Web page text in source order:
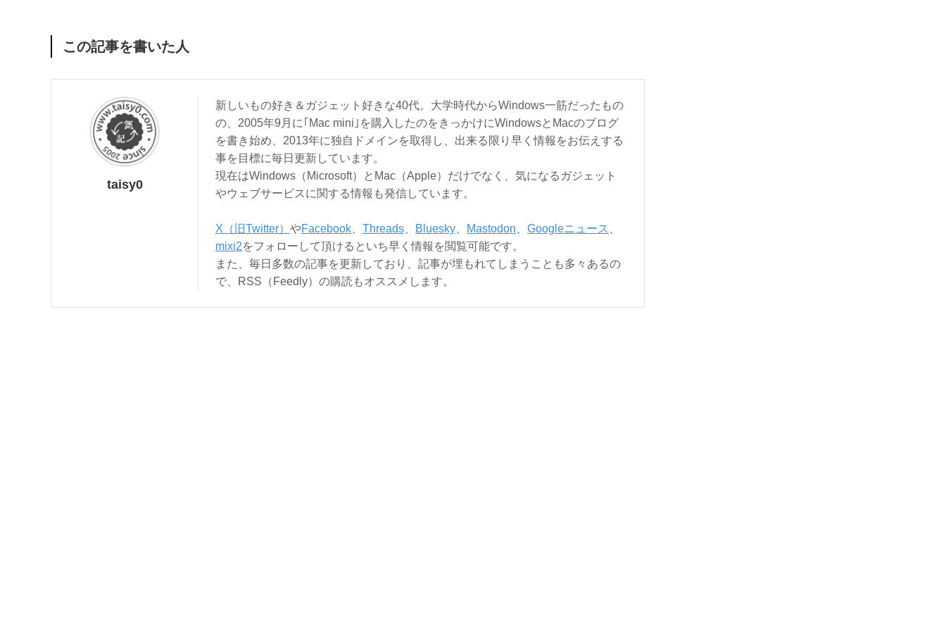
この記事を書いた人
taisy0
新しいもの好き＆ガジェット好きな40代。大学時代からWindows一筋だったもの
の、2005年9月に｢Mac mini｣を購入したのをきっかけにWindowsとMacのブログ
を書き始め、2013年に独自ドメインを取得し、出来る限り早く情報をお伝えする
事を目標に毎日更新しています。
現在はWindows（Microsoft）とMac（Apple）だけでなく、気になるガジェット
やウェブサービスに関する情報も発信しています。
X（旧Twitter） やFacebook Threads Bluesky Mastodon Googleニュース
mixi2をフォローして頂けるといち早く情報を閲覧可能です。
また、毎日多数の記事を更新しており、記事が埋もれてしまうことも多々あるの
で、RSS（Feedly）の購読もオススメします。